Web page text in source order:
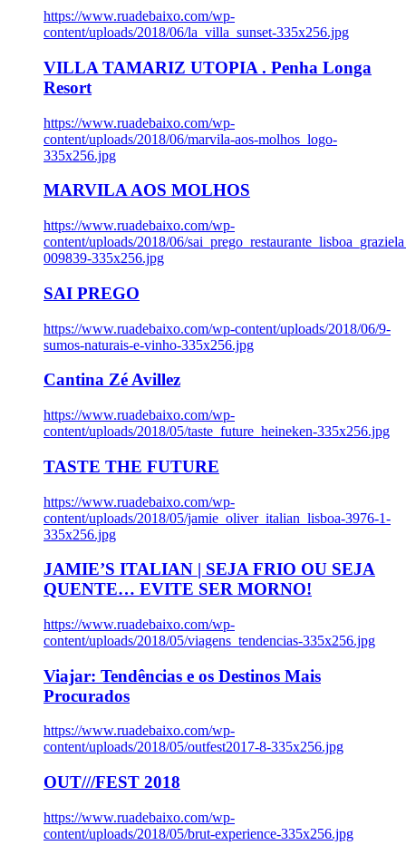
https://www.ruadebaixo.com/wp-
content/uploads/2018/06/la_villa_sunset-335x256.jpg
VILLA TAMARIZ UTOPIA . Penha Longa
Resort
https://www.ruadebaixo.com/wp-
content/uploads/2018/06/marvila-aos-molhos_logo-
335x256.jpg
MARVILA AOS MOLHOS
https://www.ruadebaixo.com/wp-
content/uploads/2018/06/
009839-335x256.jpg
SAI PREGO
https://www.ruadebaixo.com/wp-content/uploads/2018/06/9-
sumos-naturais-e-vinho-335x256.jpg
Cantina Zé Avillez
https://www.ruadebaixo.com/wp-
content/uploads/2018/05/taste_future_heineken-335x256.jpg
TASTE THE FUTURE
https://www.ruadebaixo.com/wp-
content/uploads/2018/05/jamie_oliver_italian_lisboa-3976-1-
335x256.jpg
JAMIE’S ITALIAN | SEJA FRIO OU SEJA
QUENTE… EVITE SER MORNO!
https://www.ruadebaixo.com/wp-
content/uploads/2018/05/viagens_tendencias-335x256.jpg
Viajar: Tendências e os Destinos Mais
Procurados
https://www.ruadebaixo.com/wp-
content/uploads/2018/05/outfest2017-8-335x256.jpg
OUT///FEST 2018
https://www.ruadebaixo.com/wp-
content/uploads/2018/05/brut-experience-335x256.jpg